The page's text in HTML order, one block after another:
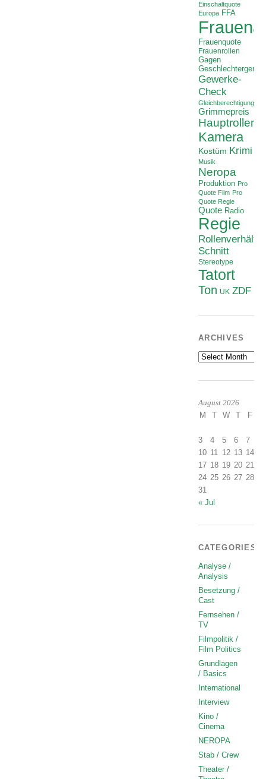
Einschaltquote
Europa FFA
Frauenquote
Frauenrollen
Gagen
Gewerke-
Check
Gleichberechtigung
Grimmepreis
Hauptrollen
Kamera
Kostüm Krimi
Musik
Neropa
Produktion Pro
Quote Film Pro
Quote Regie
Quote Radio
Regie
Schnitt
Stereotype
Tatort
Ton UK ZDF
ARCHIVES
Archives
August 2026
M T W T F
3
4 5 6 7
10 11 12 13 14
17 18 19 20 21
24 25 26 27 28
31
« Jul
CATEGORIES
Analyse /
Analysis
Besetzung /
Cast
Fernsehen /
TV
Filmpolitik /
Film Politics
Grundlagen
/ Basics
International
Interview
Kino /
Cinema
NEROPA
Stab / Crew
Theater /